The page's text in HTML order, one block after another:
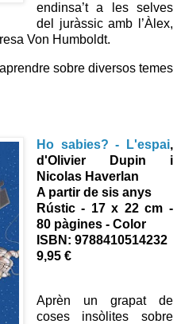
endinsa’t a les selves
del juràssic amb l’Àlex,
Von Humboldt.
sobre diversos temes
Ho sabies? - L'espai,
d'Olivier Dupin i
Nicolas Haverlan
A partir de sis anys
Rústic - 17 x 22 cm -
80 pàgines - Color
ISBN: 9788410514232
9,95 €
Aprèn un grapat de
coses insòlites sobre